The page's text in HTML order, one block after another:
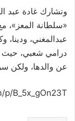
وتشارك غادة عبد
«سلطانة
عبدالمغني، ودينا،
درامي شعبي، حيث
عن والدها، ولكن
B_5x_gOn23T/